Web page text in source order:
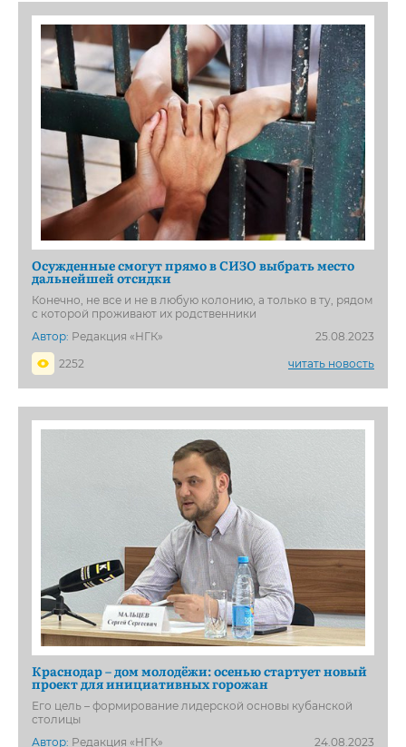
Осужденные смогут прямо в СИЗО выбрать место
дальнейшей отсидки
Конечно, не все и не в любую колонию, а только в ту, рядом
с которой проживают их родственники
Автор: Редакция «НГК»
25.08.2023
2252
читать новость
Краснодар – дом молодёжи: осенью стартует новый
проект для инициативных горожан
Его цель – формирование лидерской основы кубанской
столицы
Автор: Редакция «НГК» 24.08.2023